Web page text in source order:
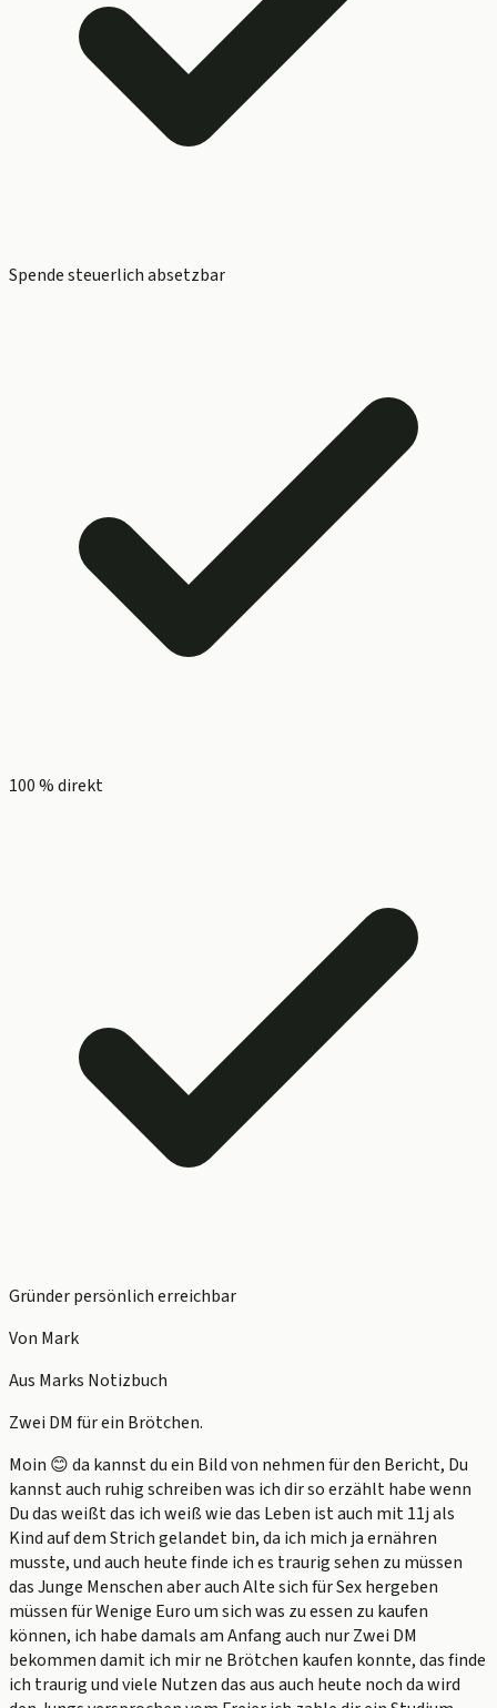
Spende steuerlich absetzbar
100 % direkt
Gründer persönlich erreichbar
Von Mark
Aus Marks Notizbuch
Zwei DM für ein Brötchen.
Moin 😊 da kannst du ein Bild von nehmen für den Bericht, Du
kannst auch ruhig schreiben was ich dir so erzählt habe wenn
Du das weißt das ich weiß wie das Leben ist auch mit 11j als
Kind auf dem Strich gelandet bin, da ich mich ja ernähren
musste, und auch heute finde ich es traurig sehen zu müssen
das Junge Menschen aber auch Alte sich für Sex hergeben
müssen für Wenige Euro um sich was zu essen zu kaufen
können, ich habe damals am Anfang auch nur Zwei DM
bekommen damit ich mir ne Brötchen kaufen konnte, das finde
ich traurig und viele Nutzen das aus auch heute noch da wird